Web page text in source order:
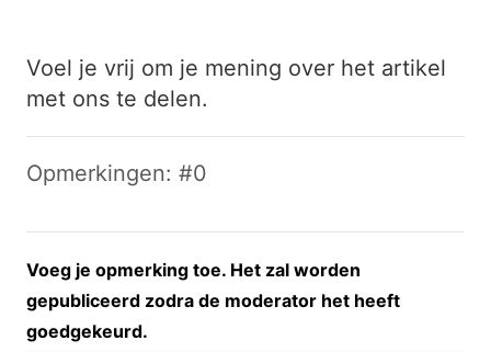
Voel je vrij om je mening over het artikel
met ons te delen.
Opmerkingen: #0
Voeg je opmerking toe. Het zal worden
gepubliceerd zodra de moderator het heeft
goedgekeurd.